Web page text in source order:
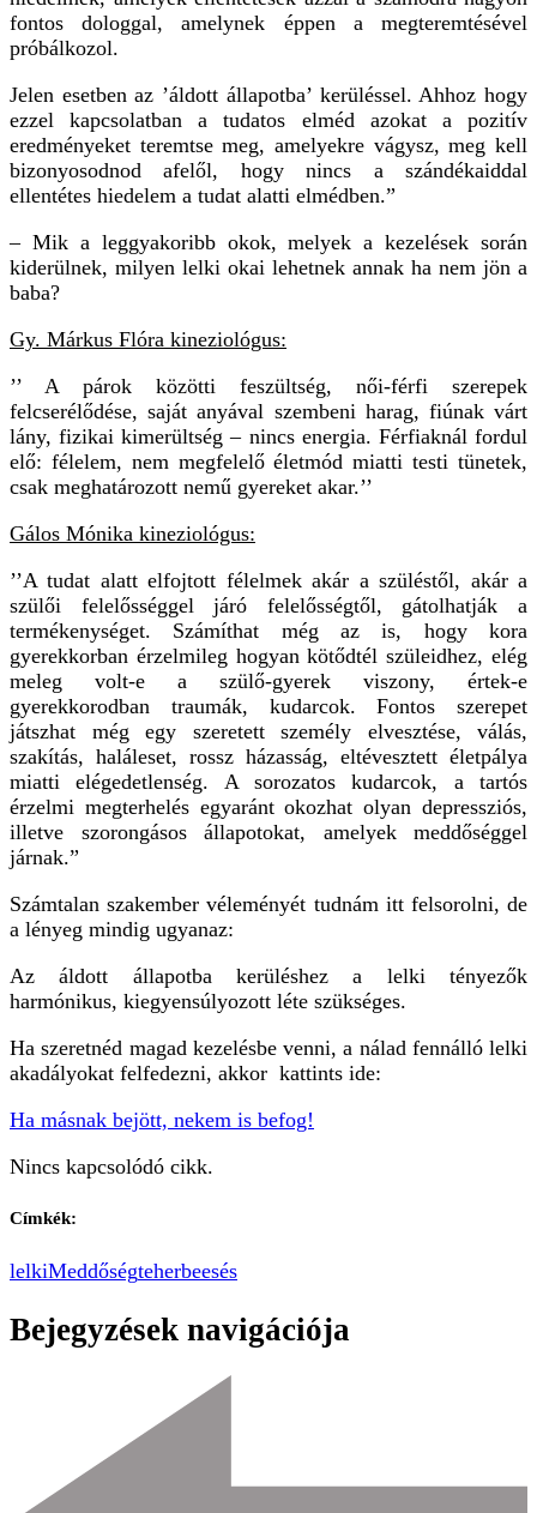
fontos dologgal, amelynek éppen a megteremtésével
próbálkozol.
Jelen esetben az ’áldott állapotba’ kerüléssel. Ahhoz hogy
ezzel kapcsolatban a tudatos elméd azokat a pozitív
eredményeket teremtse meg, amelyekre vágysz, meg kell
bizonyosodnod afelől, hogy nincs a szándékaiddal
ellentétes hiedelem a tudat alatti elmédben.”
– Mik a leggyakoribb okok, melyek a kezelések során
kiderülnek, milyen lelki okai lehetnek annak ha nem jön a
baba?
Gy. Márkus Flóra kineziológus:
’’ A párok közötti feszültség, női-férfi szerepek
felcserélődése, saját anyával szembeni harag, fiúnak várt
lány, fizikai kimerültség – nincs energia. Férfiaknál fordul
elő: félelem, nem megfelelő életmód miatti testi tünetek,
csak meghatározott nemű gyereket akar.’’
Gálos Mónika kineziológus:
’’A tudat alatt elfojtott félelmek akár a szüléstől, akár a
szülői felelősséggel járó felelősségtől, gátolhatják a
termékenységet. Számíthat még az is, hogy kora
gyerekkorban érzelmileg hogyan kötődtél szüleidhez, elég
meleg volt-e a szülő-gyerek viszony, értek-e
gyerekkorodban traumák, kudarcok. Fontos szerepet
játszhat még egy szeretett személy elvesztése, válás,
szakítás, haláleset, rossz házasság, eltévesztett életpálya
miatti elégedetlenség. A sorozatos kudarcok, a tartós
érzelmi megterhelés egyaránt okozhat olyan depressziós,
illetve szorongásos állapotokat, amelyek meddőséggel
járnak.”
Számtalan szakember véleményét tudnám itt felsorolni, de
a lényeg mindig ugyanaz:
Az áldott állapotba kerüléshez a lelki tényezők
harmónikus, kiegyensúlyozott léte szükséges.
Ha szeretnéd magad kezelésbe venni, a nálad fennálló lelki
akadályokat felfedezni, akkor kattints ide:
Ha másnak bejött, nekem is befog!
Nincs kapcsolódó cikk.
Címkék:
lelkiMeddőségteherbeesés
Bejegyzések navigációja